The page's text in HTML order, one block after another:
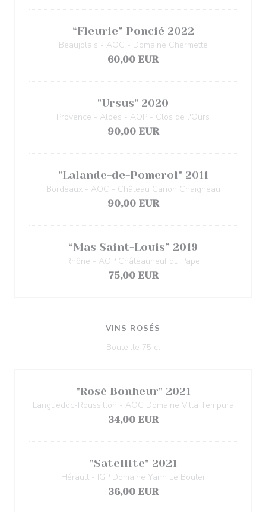
“Fleurie” Poncié 2022
Beaujolais - AOC - Domaine Chermette
60,00 EUR
"Ursus" 2020
Provence - Alpes - AOP - Clos de l'Ours
90,00 EUR
"Lalande-de-Pomerol" 2011
Bordeaux - AOC - Château Canon Chaigneau
90,00 EUR
“Mas Saint-Louis” 2019
Rhône - AOP Châteauneuf du Pape
75,00 EUR
VINS ROSÉS
Bouteille 75 cl
"Rosé Bonheur" 2021
Languedoc-Roussillon - AOC Domaine Villa Tempura
34,00 EUR
"Satellite" 2021
Hérault - IGP Domaine Yann Le Bouler
36,00 EUR